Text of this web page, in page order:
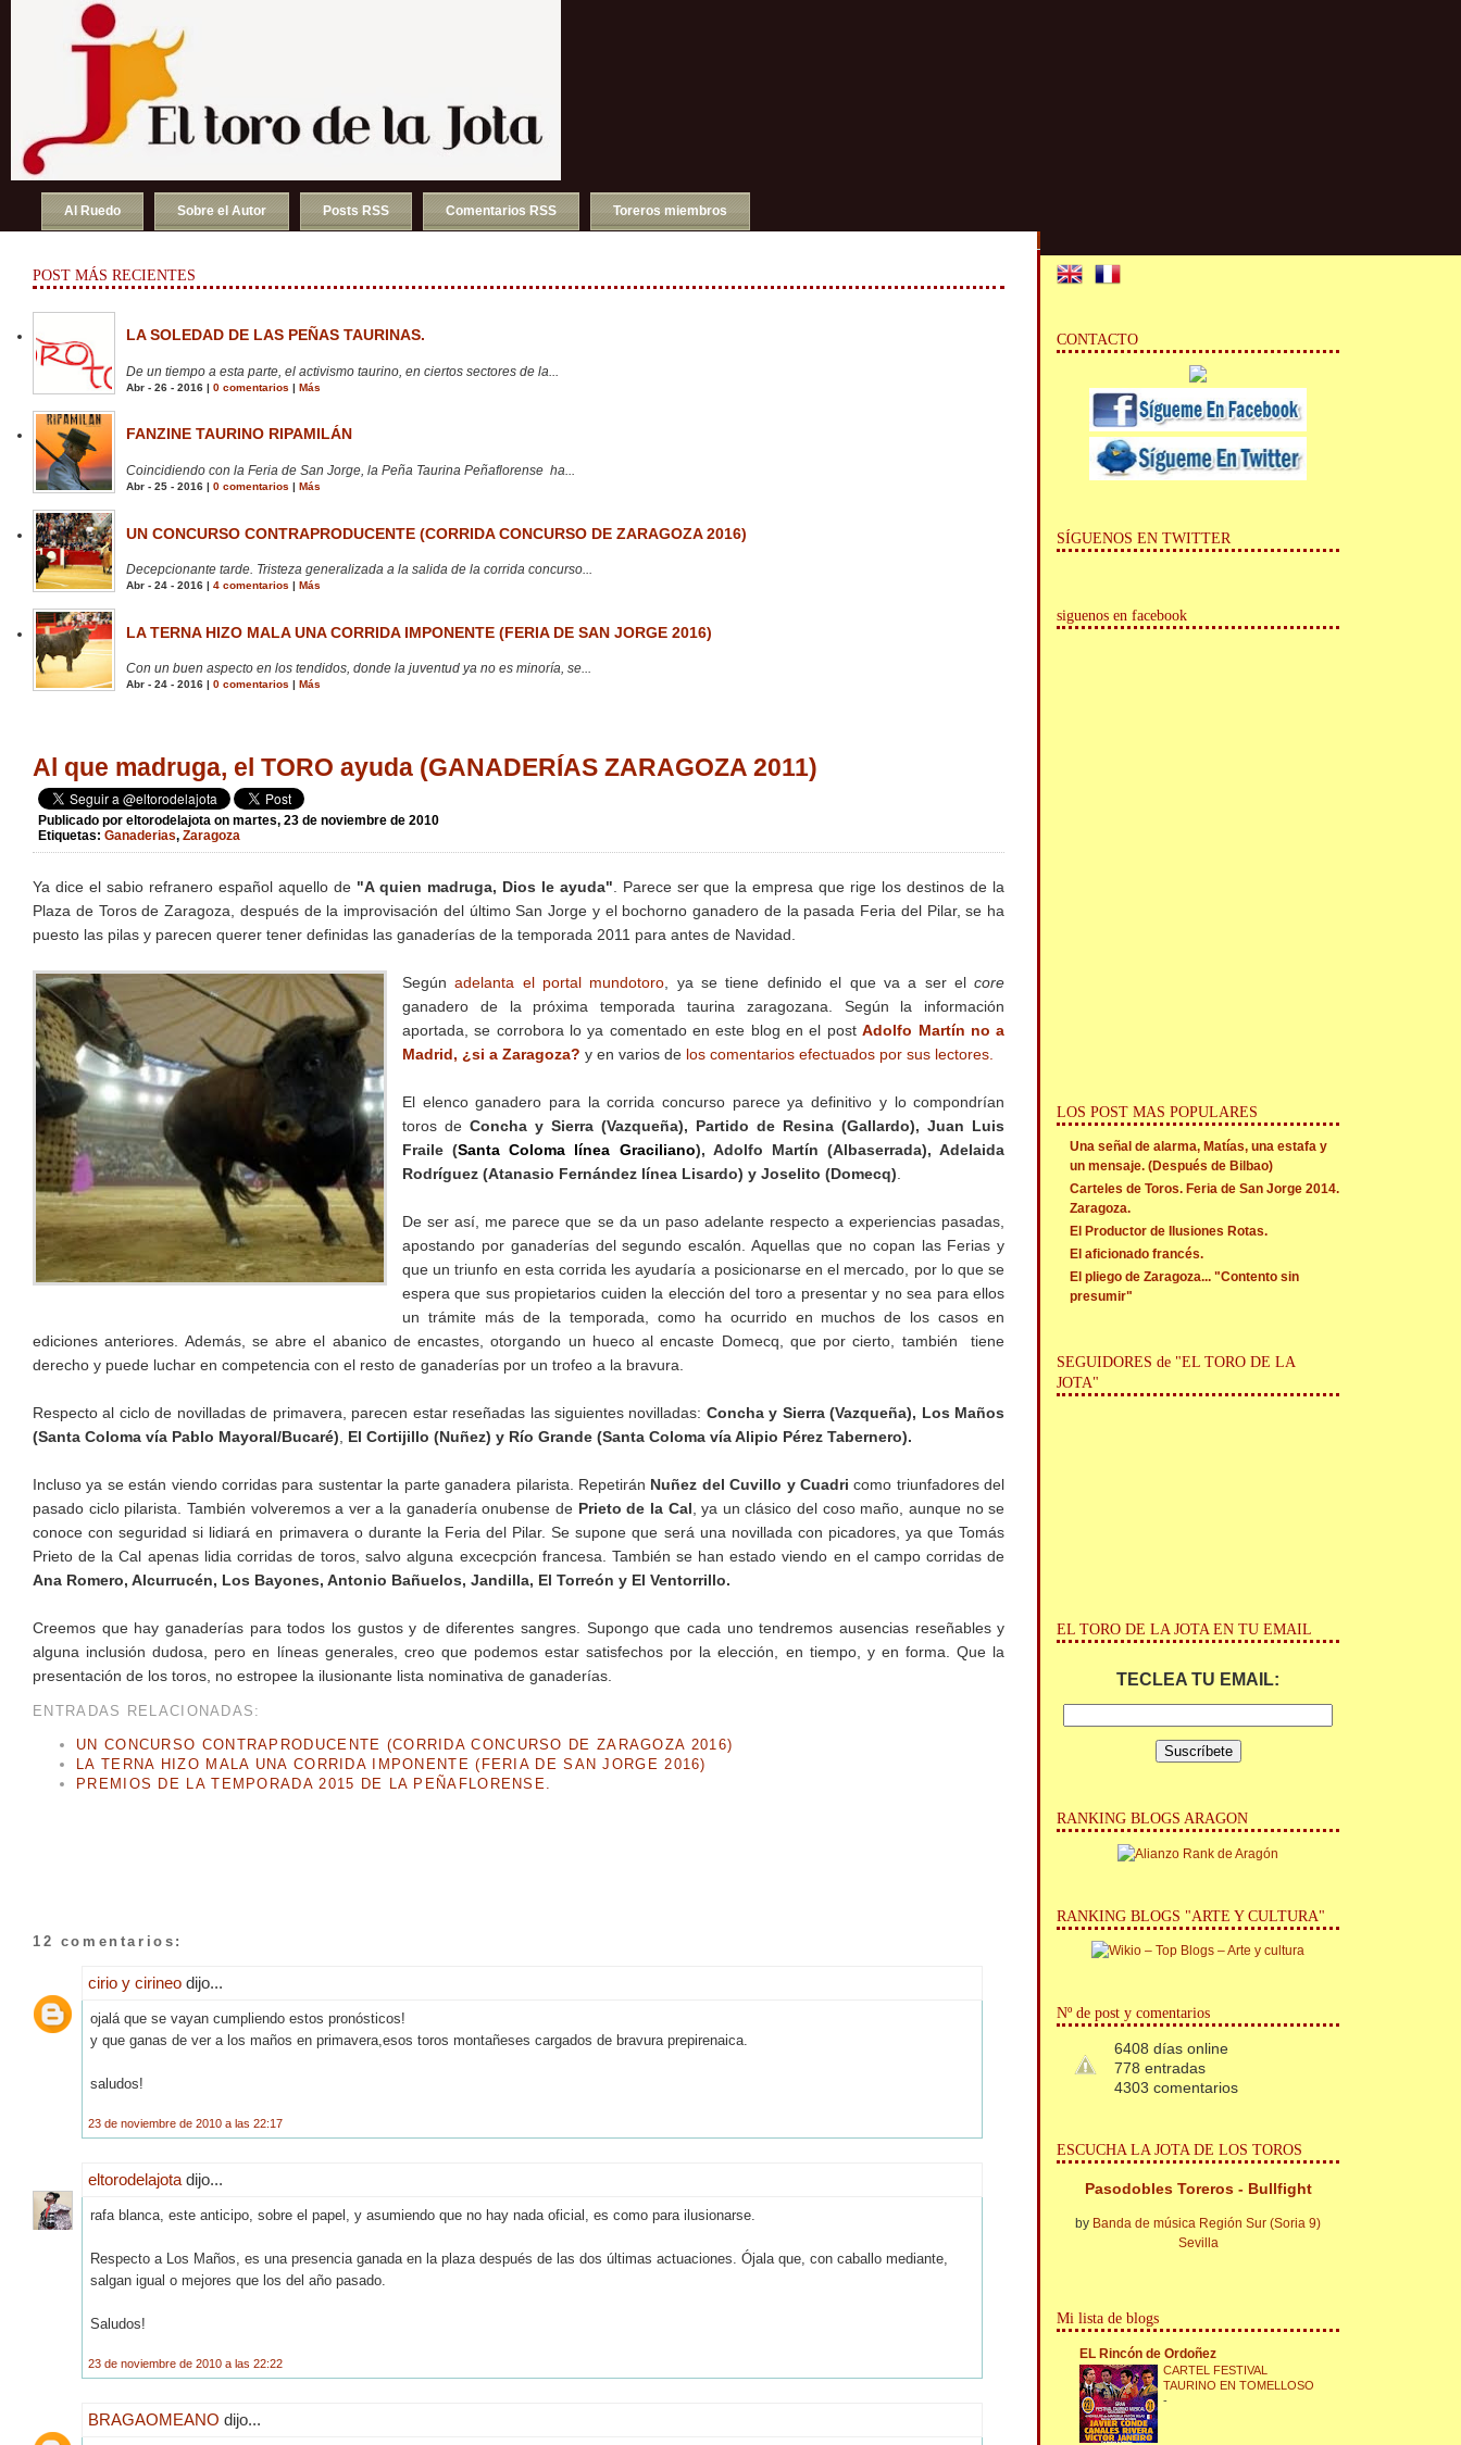
Al Ruedo Sobre el Autor Posts RSS Comentarios RSS Toreros miembros
POST MÁS RECIENTES
LA SOLEDAD DE LAS PEÑAS TAURINAS.
De un tiempo a esta parte, el activismo taurino, en ciertos sectores de la...
Abr - 26 - 2016 | 0 comentarios | Más
FANZINE TAURINO RIPAMILÁN
Coincidiendo con la Feria de San Jorge, la Peña Taurina Peñaflorense ha...
Abr - 25 - 2016 | 0 comentarios | Más
UN CONCURSO CONTRAPRODUCENTE (CORRIDA CONCURSO DE ZARAGOZA 2016)
Decepcionante tarde. Tristeza generalizada a la salida de la corrida concurso...
Abr - 24 - 2016 | 4 comentarios | Más
LA TERNA HIZO MALA UNA CORRIDA IMPONENTE (FERIA DE SAN JORGE 2016)
Con un buen aspecto en los tendidos, donde la juventud ya no es minoría, se...
Abr - 24 - 2016 | 0 comentarios Más
Al que madruga, el TORO ayuda (GANADERÍAS ZARAGOZA 2011)
Publicado por eltorodelajota on martes, 23 de noviembre de 2010
Etiquetas: Ganaderias, Zaragoza
Ya dice el sabio refranero español aquello de "A quien madruga, Dios le ayuda" . Parece ser que la empresa que rige los destinos de la
Plaza de Toros de Zaragoza, después de la improvisación del último San Jorge y el bochorno ganadero de la pasada Feria del Pilar, se ha
puesto las pilas y parecen querer tener definidas las ganaderías de la temporada 2011 para antes de Navidad.
Segúnadelanta el portal mundotoro , ya se tiene definido el que va a ser elcore
ganadero de la próxima temporada taurina zaragozana. Según la información
aportada, se corrobora lo ya comentado en este blog en el postAdolfo Martín no a
Madrid, ¿si a Zaragoza? y en varios de los comentarios efectuados por sus lectores.
El elenco ganadero para la corrida concurso parece ya definitivo y lo compondrían
toros deConcha y Sierra (Vazqueña), Partido de Resina (Gallardo), Juan Luis
Fraile (Santa Coloma línea Graciliano), Adolfo Martín (Albaserrada), Adelaida
Rodríguez (Atanasio Fernández línea Lisardo) y Joselito (Domecq)
De ser así, me parece que se da un paso adelante respecto a experiencias pasadas,
apostando por ganaderías del segundo escalón. Aquellas que no copan las Ferias y
que un triunfo en esta corrida les ayudaría a posicionarse en el mercado, por lo que se
espera que sus propietarios cuiden la elección del toro a presentar y no sea para ellos
un trámite más de la temporada, como ha ocurrido en muchos de los casos en
ediciones anteriores. Además, se abre el abanico de encastes, otorgando un hueco al encaste Domecq, que por cierto, también tiene
derecho y puede luchar en competencia con el resto de ganaderías por un trofeo a la bravura.
Respecto al ciclo de novilladas de primavera, parecen estar reseñadas las siguientes novilladas: Concha y Sierra (Vazqueña), Los Maños
(Santa Coloma vía Pablo Mayoral/Bucaré)
El Cortijillo (Nuñez) y Río Grande (Santa Coloma vía Alipio Pérez Tabernero).
Incluso ya se están viendo corridas para sustentar la parte ganadera pilarista. Repetirán Nuñez del Cuvillo y Cuadri como triunfadores del
pasado ciclo pilarista. También volveremos a ver a la ganadería onubense de Prieto de la Cal , ya un clásico del coso maño, aunque no se
conoce con seguridad si lidiará en primavera o durante la Feria del Pilar. Se supone que será una novillada con picadores, ya que Tomás
Prieto de la Cal apenas lidia corridas de toros, salvo alguna excecpción francesa. También se han estado viendo en el campo corridas de
Ana Romero, Alcurrucén, Los Bayones, Antonio Bañuelos, Jandilla, El Torreón y El Ventorrillo.
Creemos que hay ganaderías para todos los gustos y de diferentes sangres. Supongo que cada uno tendremos ausencias reseñables y
alguna inclusión dudosa, pero en líneas generales, creo que podemos estar satisfechos por la elección, en tiempo, y en forma. Que la
presentación de los toros, no estropee la ilusionante lista nominativa de ganaderías.
ENTRADAS RELACIONADAS:
UN CONCURSO CONTRAPRODUCENTE (CORRIDA CONCURSO DE ZARAGOZA 2016)
LA TERNA HIZO MALA UNA CORRIDA IMPONENTE (FERIA DE SAN JORGE 2016)
PREMIOS DE LA TEMPORADA 2015 DE LA PEÑAFLORENSE.
12 comentarios:
cirio y cirineo dijo...
ojalá que se vayan cumpliendo estos pronósticos!
y que ganas de ver a los maños en primavera,esos toros montañeses cargados de bravura prepirenaica.
saludos!
23 de noviembre de 2010 a las 22:17
eltorodelajota dijo...
rafa blanca, este anticipo, sobre el papel, y asumiendo que no hay nada oficial, es como para ilusionarse.
Respecto a Los Maños, es una presencia ganada en la plaza después de las dos últimas actuaciones. Ójala que, con caballo mediante,
salgan igual o mejores que los del año pasado.
Saludos!
23 de noviembre de 2010 a las 22:22
BRAGAOMEANO dijo...
CONTACTO
SÍGUENOS EN TWITTER
siguenos en facebook
LOS POST MAS POPULARES
Una señal de alarma, Matías, una estafa y
un mensaje. (Después de Bilbao)
Carteles de Toros. Feria de San Jorge 2014.
Zaragoza.
El Productor de Ilusiones Rotas.
El aficionado francés.
El pliego de Zaragoza... "Contento sin
presumir"
SEGUIDORES de "EL TORO DE LA
JOTA"
EL TORO DE LA JOTA EN TU EMAIL
TECLEA TU EMAIL:
RANKING BLOGS ARAGON
RANKING BLOGS "ARTE Y CULTURA"
Nº de post y comentarios
6408 días online
778 entradas
4303 comentarios
ESCUCHA LA JOTA DE LOS TOROS
Pasodobles Toreros - Bullfight
by Banda de música Región Sur (Soria 9)
Sevilla
Mi lista de blogs
EL Rincón de Ordoñez
CARTEL FESTIVAL
TAURINO EN TOMELLOSO
-